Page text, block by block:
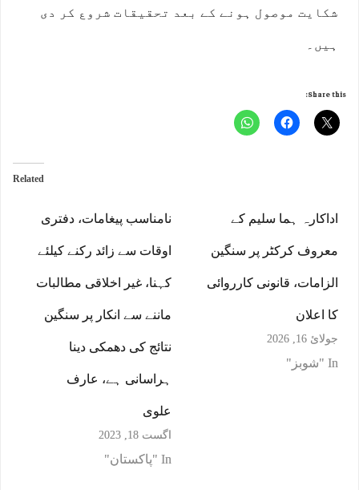
شکایت موصول ہونے کے بعد تحقیقات شروع کر دی
ہیں۔
Share this:
Related
نامناسب پیغامات، دفتری
اوقات سے زائد رکنے کیلئے
کہنا، غیر اخلاقی مطالبات
ماننے سے انکار پر سنگین
نتائج کی دھمکی دینا
ہراسانی ہے، عارف
علوی
اگست 18, 2023
In "پاکستان"
اداکارہ ہما سلیم کے
معروف کرکٹر پر سنگین
الزامات، قانونی کارروائی
کا اعلان
جولائ 16, 2026
In "شوبز"